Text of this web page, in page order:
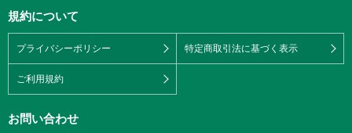
規約について
プライバシーポリシー 特定商取引法に基づく表示
ご利用規約
お問い合わせ